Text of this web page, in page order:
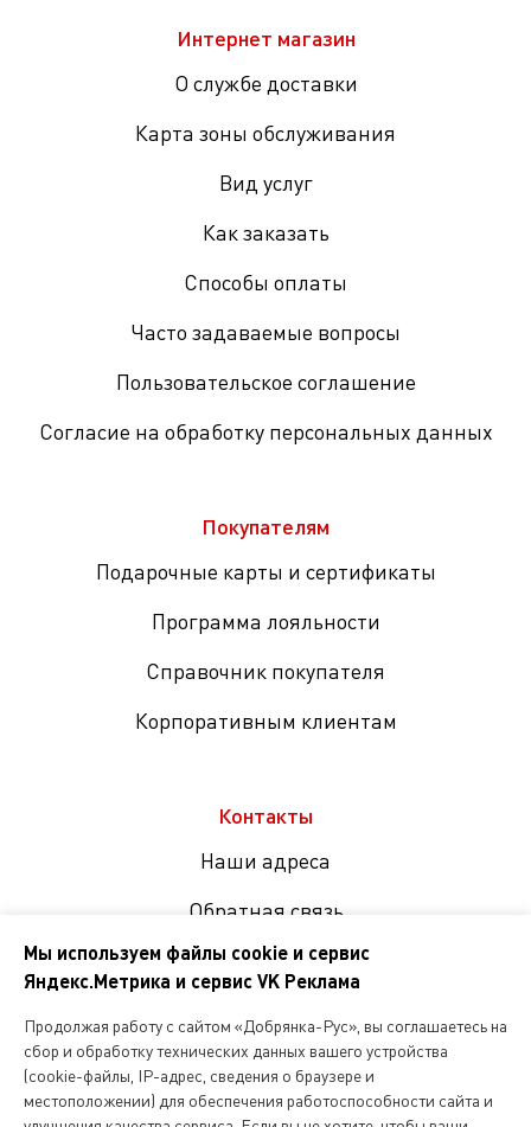
Интернет магазин
О службе доставки
Карта зоны обслуживания
Вид услуг
Как заказать
Способы оплаты
Часто задаваемые вопросы
Пользовательское соглашение
Согласие на обработку персональных данных
Покупателям
Подарочные карты и сертификаты
Программа лояльности
Справочник покупателя
Корпоративным клиентам
Контакты
Наши адреса
Обратная связь
соцсетях
Копирование и любое другое использование информации,
Мы используем файлы cookie и сервис
Яндекс.Метрика и сервис VK Реклама
Продолжая работу с сайтом «Добрянка-Рус», вы соглашаетесь на
сбор и обработку технических данных вашего устройства
(cookie-файлы, IP-адрес, сведения о браузере и
местоположении) для обеспечения работоспособности сайта и